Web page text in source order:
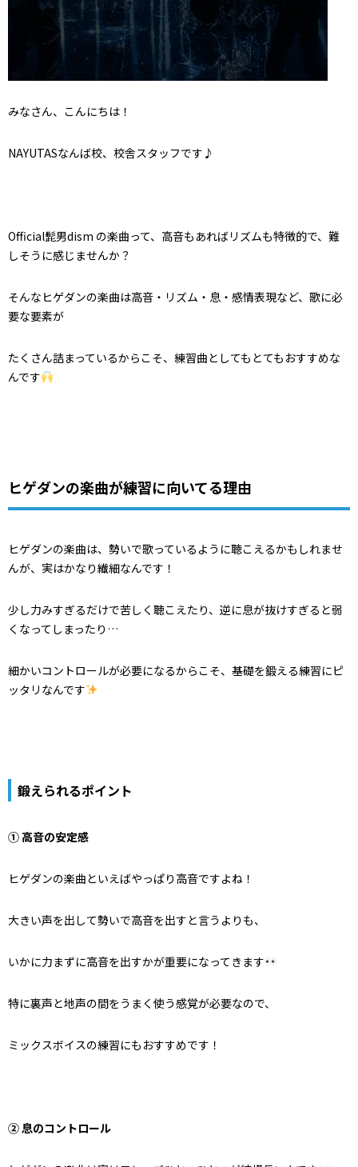
みなさん、こんにちは！
NAYUTASなんば校、校舎スタッフです♪
Official髭男dism の楽曲って、高音もあればリズムも特徴的で、難
しそうに感じませんか？
そんなヒゲダンの楽曲は高音・リズム・息・感情表現など、歌に必
要な要素が
たくさん詰まっているからこそ、練習曲としてもとてもおすすめな
んです
ヒゲダンの楽曲が練習に向いてる理由
ヒゲダンの楽曲は、勢いで歌っているように聴こえるかもしれませ
んが、実はかなり繊細なんです！
少し力みすぎるだけで苦しく聴こえたり、逆に息が抜けすぎると弱
くなってしまったり…
細かいコントロールが必要になるからこそ、基礎を鍛える練習にピ
ッタリなんです
鍛えられるポイント
① 高音の安定感
ヒゲダンの楽曲といえばやっぱり高音ですよね！
大きい声を出して勢いで高音を出すと言うよりも、
いかに力まずに高音を出すかが重要になってきます
特に裏声と地声の間をうまく使う感覚が必要なので、
ミックスボイスの練習にもおすすめです！
② 息のコントロール